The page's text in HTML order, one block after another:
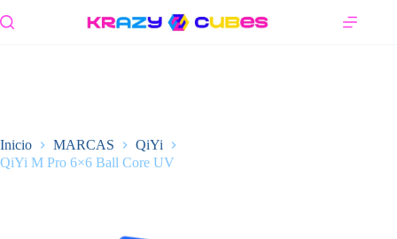
al
Inicio MARCAS
QiYi
QiYi M Pro 6×6 Ball Core UV